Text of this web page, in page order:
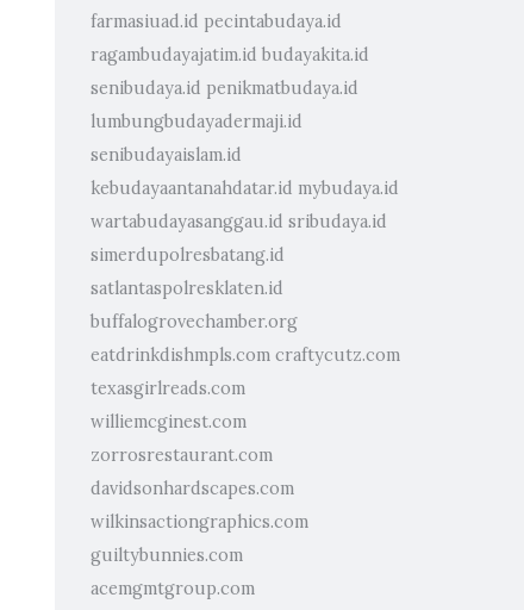
farmasiuad.id pecintabudaya.id
ragambudayajatim.id budayakita.id
senibudaya.id penikmatbudaya.id
lumbungbudayadermaji.id
senibudayaislam.id
kebudayaantanahdatar.id mybudaya.id
wartabudayasanggau.id sribudaya.id
simerdupolresbatang.id
satlantaspolresklaten.id
buffalogrovechamber.org
eatdrinkdishmpls.com craftycutz.com
texasgirlreads.com
williemcginest.com
zorrosrestaurant.com
davidsonhardscapes.com
wilkinsactiongraphics.com
guiltybunnies.com
acemgmtgroup.com